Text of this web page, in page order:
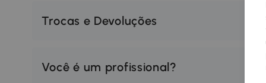
Trocas e Devoluções
Você é um profissional?